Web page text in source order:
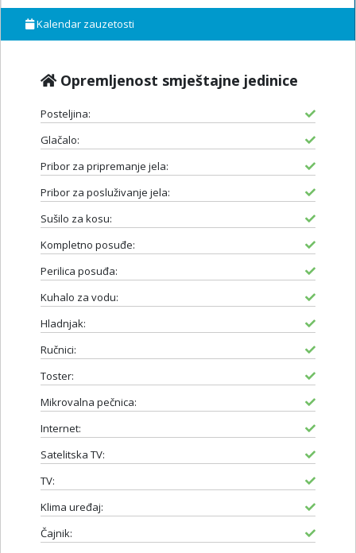
Kalendar zauzetosti
Opremljenost smještajne jedinice
Posteljina:
Glačalo:
Pribor za pripremanje jela:
Pribor za posluživanje jela:
Sušilo za kosu:
Kompletno posuđe:
Perilica posuđa:
Kuhalo za vodu:
Hladnjak:
Ručnici:
Toster:
Mikrovalna pečnica:
Internet:
Satelitska TV:
TV:
Klima uređaj:
Čajnik: